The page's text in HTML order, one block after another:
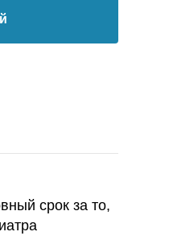
срок за то,